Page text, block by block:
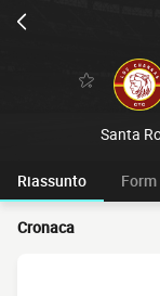
Santa
Riassunto Form
Cronaca